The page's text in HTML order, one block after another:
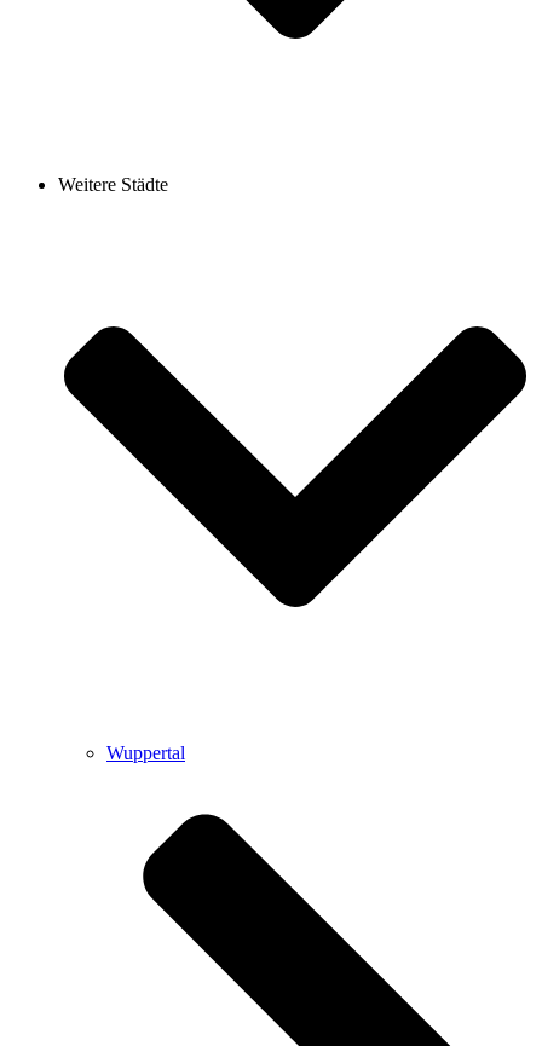
Weitere Städte
Wuppertal